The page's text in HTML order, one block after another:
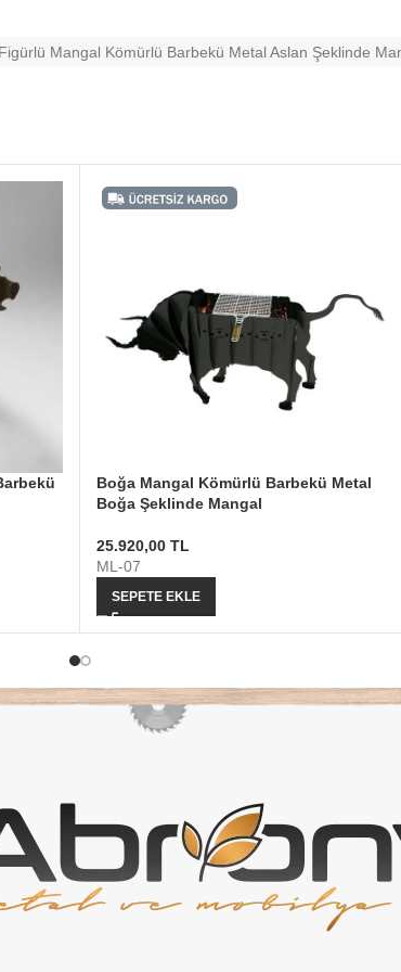
Mangal Kömürlü Barbekü Metal Aslan Şeklinde
Boğa Mangal Kömürlü Barbekü Metal
Boğa Şeklinde Mangal
25.920,00 TL
ML-07
SEPETE EKLE